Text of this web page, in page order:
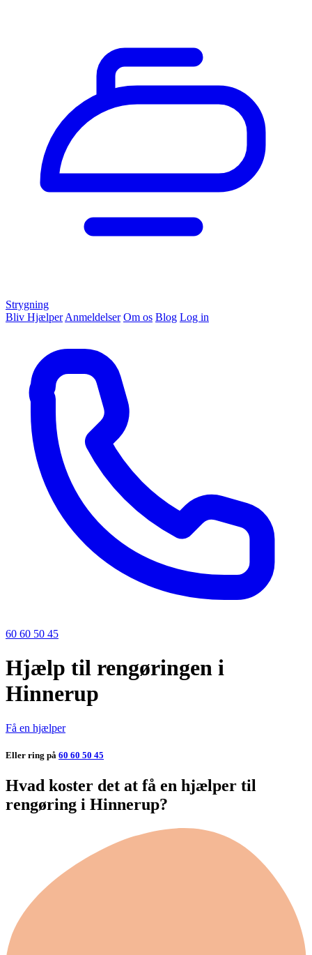
Strygning
Bliv Hjælper Anmeldelser Om os Blog Log in
60 60 50 45
Hjælp til rengøringen i
Hinnerup
Få en hjælper
Eller ring på 60 60 50 45
Hvad koster det at få en hjælper til
rengøring i Hinnerup?